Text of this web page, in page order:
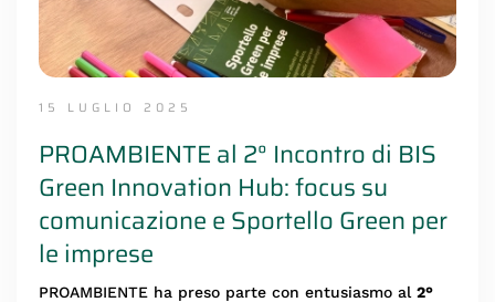
15 LUGLIO 2025
PROAMBIENTE al 2° Incontro di BIS
Green Innovation Hub: focus su
comunicazione e Sportello Green per
le imprese
PROAMBIENTE ha preso parte con entusiasmo al 2°